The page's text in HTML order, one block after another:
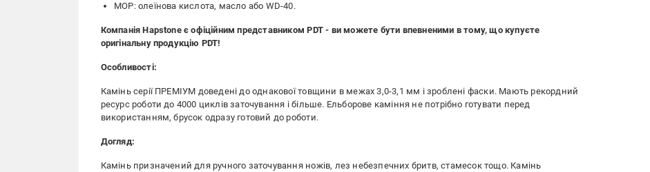
МОР: олеїнова кислота, масло або WD-40.
Компанія Hapstone є офіційним представником PDT - ви можете бути впевненими в тому, що купуєте
оригінальну продукцію PDT!
Особливості:
Камінь серії ПРЕМІУМ доведені до однакової товщини в межах 3,0-3,1 мм і зроблені фаски. Мають рекордний
ресурс роботи до 4000 циклів заточування і більше. Ельборове каміння не потрібно готувати перед
використанням, брусок одразу готовий до роботи.
Догляд:
Камінь призначений для ручного заточування ножів, лез небезпечних бритв, стамесок тощо. Камінь